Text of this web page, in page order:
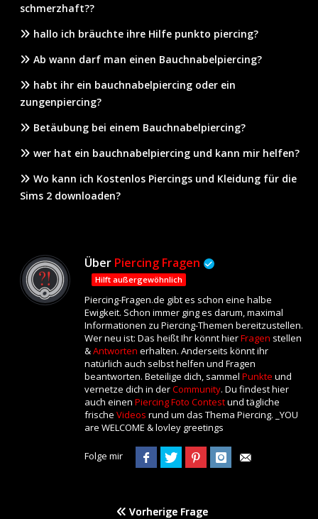
schmerzhaft??
hallo ich bräuchte ihre Hilfe punkto piercing?
Ab wann darf man einen Bauchnabelpiercing?
habt ihr ein bauchnabelpiercing oder ein
zungenpiercing?
Betäubung bei einem Bauchnabelpiercing?
wer hat ein bauchnabelpiercing und kann mir helfen?
Wo kann ich Kostenlos Piercings und Kleidung für die
Sims 2 downloaden?
Über Piercing Fragen
Hilft außergewöhnlich
Piercing-Fragen.de gibt es schon eine halbe
Ewigkeit. Schon immer ging es darum, maximal
Informationen zu Piercing-Themen bereitzustellen.
Wer neu ist: Das heißt Ihr könnt hierFragen stellen
&Antworten erhalten. Anderseits könnt ihr
natürlich auch selbst helfen und Fragen
beantworten. Beteilige dich, sammel Punkte und
vernetze dich in derCommunity. Du findest hier
auch einen Piercing Foto Contestund tägliche
frische Videos rund um das Thema Piercing. _YOU
are WELCOME & lovley greetings
Folge mir
Vorherige Frage